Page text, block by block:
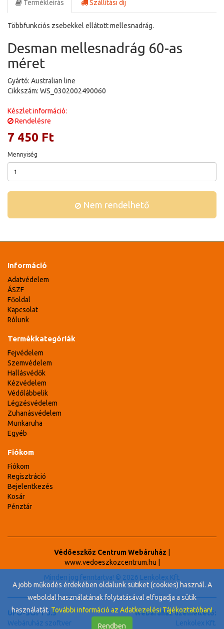
Termékleírás Szállítási díj
Többfunkciós zsebekkel ellátott mellesnadrág.
Desman mellesnadrág 60-as
méret
Gyártó: Australian line
Cikkszám: WS_0302002490060
Készlet információ:
Rendelésre
7 450 Ft
Mennyiség
Nem rendelhető
Információ
Adatvédelem
ÁSZF
Főoldal
Kapcsolat
Rólunk
Termékkategóriák
Fejvédelem
Szemvédelem
Hallásvédők
Kézvédelem
Védőlábbelik
Légzésvédelem
Zuhanásvédelem
Munkaruha
Egyéb
Fiókom
Fiókom
Regisztráció
Bejelentkezés
Kosár
Pénztár
Védőeszköz Centrum Webáruház
www.vedoeszkozcentrum.hu
Minden jog fenntartva! © 2026 Lenkolex Kft.
UFO-SOFT 3.5
Webáruház szoftver
Webáruház üzemeltető:
Lenkolex Kft.
A jobb működés érdekében oldalunk sütiket (cookies) használ. A
weboldal használatának folytatásával elfogadja a sütik
használatát.További információ az Adatkezelési Tájékoztatóban!
Rendben